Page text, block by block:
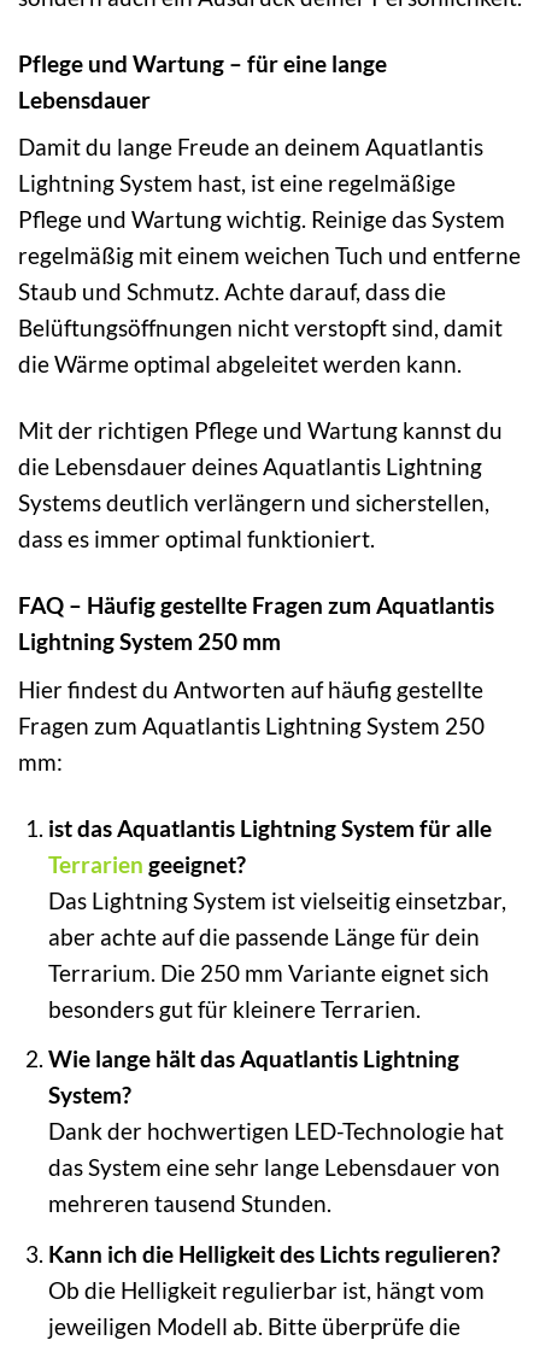
Pflege und Wartung – für eine lange
Lebensdauer
Damit du lange Freude an deinem Aquatlantis
Lightning System hast, ist eine regelmäßige
Pflege und Wartung wichtig. Reinige das System
regelmäßig mit einem weichen Tuch und entferne
Staub und Schmutz. Achte darauf, dass die
Belüftungsöffnungen nicht verstopft sind, damit
die Wärme optimal abgeleitet werden kann.
Mit der richtigen Pflege und Wartung kannst du
die Lebensdauer deines Aquatlantis Lightning
Systems deutlich verlängern und sicherstellen,
dass es immer optimal funktioniert.
FAQ – Häufig gestellte Fragen zum Aquatlantis
Lightning System 250 mm
Hier findest du Antworten auf häufig gestellte
Fragen zum Aquatlantis Lightning System 250
mm:
ist das Aquatlantis Lightning System für alle
Terrarien geeignet?
Das Lightning System ist vielseitig einsetzbar,
aber achte auf die passende Länge für dein
Terrarium. Die 250 mm Variante eignet sich
besonders gut für kleinere Terrarien.
Wie lange hält das Aquatlantis Lightning
System?
Dank der hochwertigen LED-Technologie hat
das System eine sehr lange Lebensdauer von
mehreren tausend Stunden.
Kann ich die Helligkeit des Lichts regulieren?
Ob die Helligkeit regulierbar ist, hängt vom
jeweiligen Modell ab. Bitte überprüfe die